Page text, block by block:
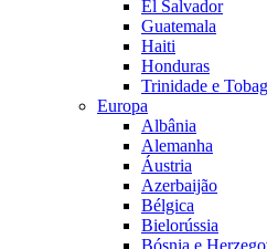
El Salvador
Guatemala
Haiti
Honduras
Trinidade e
Europa
Albânia
Alemanha
Áustria
Azerbaijão
Bélgica
Bielorússia